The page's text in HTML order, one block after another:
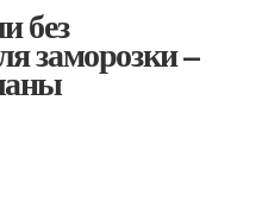
без
заморозки –